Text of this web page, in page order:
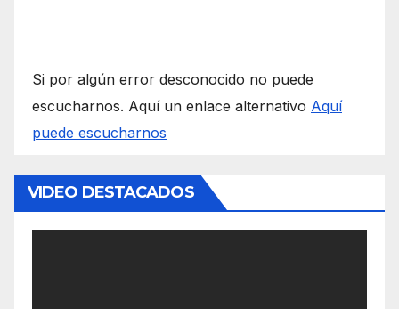
Si por algún error desconocido no puede
escucharnos. Aquí un enlace alternativo Aquí
puede escucharnos
VIDEO DESTACADOS